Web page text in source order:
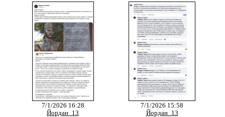
7/1/2026 16:28
Йордан_13
7/1/2026 15:58
Йордан_13